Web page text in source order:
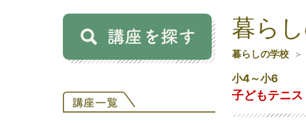
暮ら
暮らしの学校
小4～小6
子どもテニス